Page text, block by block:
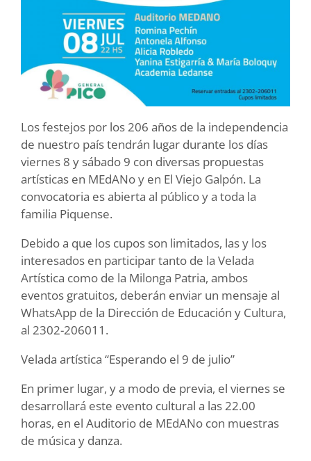
Los festejos por los 206 años de la independencia
de nuestro país tendrán lugar durante los días
viernes 8 y sábado 9 con diversas propuestas
artísticas en MEdANo y en El Viejo Galpón. La
convocatoria es abierta al público y a toda la
familia Piquense.
Debido a que los cupos son limitados, las y los
interesados en participar tanto de la Velada
Artística como de la Milonga Patria, ambos
eventos gratuitos, deberán enviar un mensaje al
WhatsApp de la Dirección de Educación y Cultura,
al 2302-206011.
Velada artística “Esperando el 9 de julio”
En primer lugar, y a modo de previa, el viernes se
desarrollará este evento cultural a las 22.00
horas, en el Auditorio de MEdANo con muestras
de música y danza.